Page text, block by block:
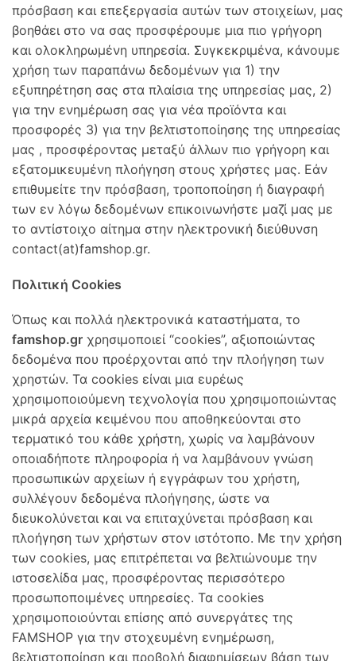
πρόσβαση και επεξεργασία αυτών των στοιχείων, μας
βοηθάει στο να σας προσφέρουμε μια πιο γρήγορη
και ολοκληρωμένη υπηρεσία. Συγκεκριμένα, κάνουμε
χρήση των παραπάνω δεδομένων για 1) την
εξυπηρέτηση σας στα πλαίσια της υπηρεσίας μας, 2)
για την ενημέρωση σας για νέα προϊόντα και
προσφορές 3) για την βελτιστοποίησης της υπηρεσίας
μας , προσφέροντας μεταξύ άλλων πιο γρήγορη και
εξατομικευμένη πλοήγηση στους χρήστες μας. Εάν
επιθυμείτε την πρόσβαση, τροποποίηση ή διαγραφή
των εν λόγω δεδομένων επικοινωνήστε μαζί μας με
το αντίστοιχο αίτημα στην ηλεκτρονική διεύθυνση
contact(at)famshop.gr.
Πολιτική Cookies
Όπως και πολλά ηλεκτρονικά καταστήματα, το
famshop.gr χρησιμοποιεί “cookies”, αξιοποιώντας
δεδομένα που προέρχονται από την πλοήγηση των
χρηστών. Τα cookies είναι μια ευρέως
χρησιμοποιούμενη τεχνολογία που χρησιμοποιώντας
μικρά αρχεία κειμένου που αποθηκεύονται στο
τερματικό του κάθε χρήστη, χωρίς να λαμβάνουν
οποιαδήποτε πληροφορία ή να λαμβάνουν γνώση
προσωπικών αρχείων ή εγγράφων του χρήστη,
συλλέγουν δεδομένα πλοήγησης, ώστε να
διευκολύνεται και να επιταχύνεται πρόσβαση και
πλοήγηση των χρήστων στον ιστότοπο. Με την χρήση
των cookies, μας επιτρέπεται να βελτιώνουμε την
ιστοσελίδα μας, προσφέροντας περισσότερο
προσωποποιμένες υπηρεσίες. Τα cookies
χρησιμοποιούνται επίσης από συνεργάτες της
FAMSHOP για την στοχευμένη ενημέρωση,
βελτιστοποίηση και προβολή διαφημίσεων βάση των